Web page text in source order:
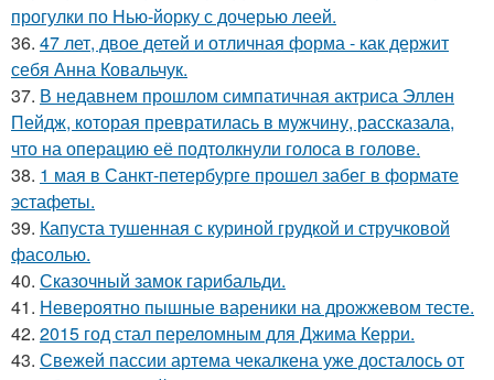
прогулки по Нью-йорку с дочерью леей.
36. 47 лет, двое детей и отличная форма - как держит
себя Анна Ковальчук.
37. В недавнем прошлом симпатичная актриса Эллен
Пейдж, которая превратилась в мужчину, рассказала,
что на операцию её подтолкнули голоса в голове.
38. 1 мая в Санкт-петербурге прошел забег в формате
эстафеты.
39. Капуста тушенная с куриной грудкой и стручковой
фасолью.
40. Сказочный замок гарибальди.
41. Невероятно пышные вареники на дрожжевом тесте.
42. 2015 год стал переломным для Джима Керри.
43. Свежей пассии артема чекалкена уже досталось от